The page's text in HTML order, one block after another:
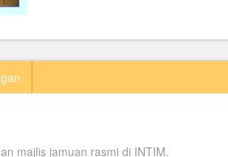
majlis jamuan rasmi di INTIM.